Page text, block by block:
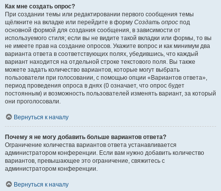
Как мне создать опрос?
При создании темы или редактировании первого сообщения темы
щёлкните на вкладке или перейдите в форму Создать опрос под
основной формой для создания сообщения, в зависимости от
используемого стиля; если вы не видите такой вкладки или формы, то вы
не имеете прав на создание опросов. Укажите вопрос и как минимум два
варианта ответа в соответствующих полях, убедившись, что каждый
вариант находится на отдельной строке текстового поля. Вы также
можете задать количество вариантов, которые могут выбрать
пользователи при голосовании, с помощью опции «Вариантов ответа»,
период проведения опроса в днях (0 означает, что опрос будет
постоянным) и возможность пользователей изменять вариант, за который
они проголосовали.
Вернуться к началу
Почему я не могу добавить больше вариантов ответа?
Ограничение количества вариантов ответа устанавливается
администратором конференции. Если вам нужно добавить количество
вариантов, превышающее это ограничение, свяжитесь с
администратором конференции.
Вернуться к началу